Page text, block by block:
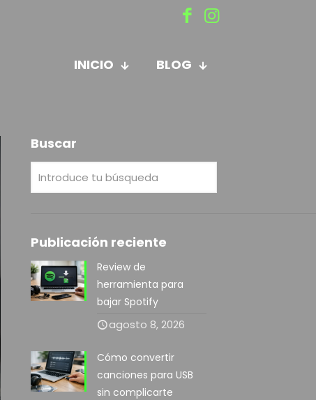
INICIO BLOG
Buscar
Publicación reciente
Review de
herramienta para
bajar Spotify
agosto 8, 2026
Cómo convertir
canciones para USB
sin complicarte